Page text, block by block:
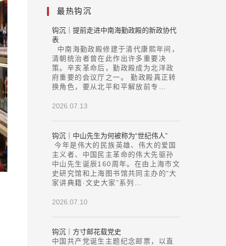
最热钩沉
钩沉｜提前走进中南海勤政殿的新政协代
表
中南海勤政殿修建于清代康熙年间，
清朝统治者曾在此作出许多重要决
策。辛亥革命后，勤政殿成为北洋政
府重要的会议厅之一。 勤政殿真正转
换角色，要从北平和平解放前专…
2026.07.13
钩沉｜中山先生为何被称为“世纪伟人”
今年是伟大的民族英雄、伟大的爱国
主义者、中国民主革命的伟大先驱孙
中山先生诞辰160周年。在由上海市文
史研究馆和上海图书馆共同主办的“大
家讲典籍·文史大家”系列…
2026.07.10
钩沉｜方寸邮花载党史
中国共产党诞生主题纪念邮票，以直